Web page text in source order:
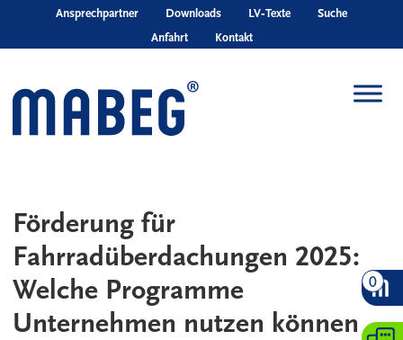
Skip to main content
Ansprechpartner Downloads LV‑Texte
Suche
Anfahrt
Kontakt
Förderung für
Fahrradüberdachungen 2025:
Welche Programme
Unternehmen nutzen können
0